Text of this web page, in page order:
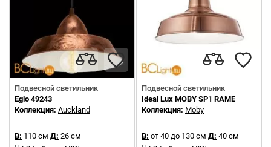
Подвесной светильник
Eglo 49243
Коллекция: Auckland
В: 110 см Д: 26 см
Подвесной светильник
Ideal Lux MOBY SP1 RAME
Коллекция: Moby
В: от 40 до 130 см Д: 40 см